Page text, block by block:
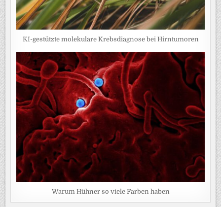
KI-gestützte molekulare Krebsdiagnose bei Hirntumoren
Warum Hühner so viele Farben haben